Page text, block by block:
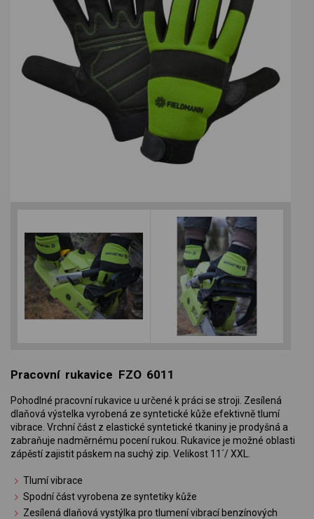
Pracovní rukavice FZO 6011
Pohodlné pracovní rukavice u určené k práci se stroji. Zesílená
dlaňová výstelka vyrobená ze syntetické kůže efektivně tlumí
vibrace. Vrchní část z elastické syntetické tkaniny je prodyšná a
zabraňuje nadměrnému pocení rukou. Rukavice je možné oblasti
zápěstí zajistit páskem na suchý zip. Velikost 11´/ XXL.
Tlumí vibrace
Spodní část vyrobena ze syntetiky kůže
Zesílená dlaňová vystýlka pro tlumení vibrací benzínových